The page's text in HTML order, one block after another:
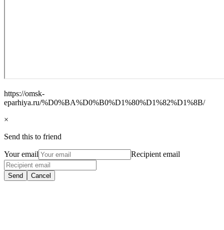
https://omsk-
eparhiya.ru/%D0%BA%D0%B0%D1%80%D1%82%D1%8B/
×
Send this to friend
Your email Recipient email
Send Cancel